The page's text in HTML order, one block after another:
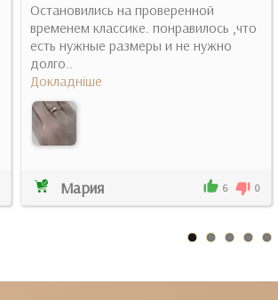
Остановились на проверенной
временем классике. понравилось ,что
есть нужные размеры и не нужно
долго..
Докладніше
Мария 6 0